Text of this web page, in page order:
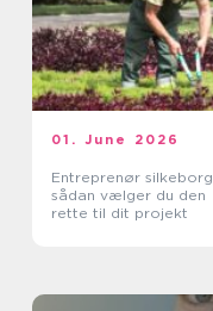
01. June 2026
Entreprenør silkeborg
sådan vælger du den
rette til dit projekt